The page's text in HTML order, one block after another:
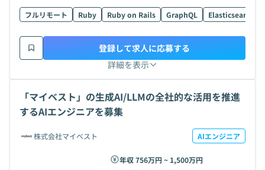
フルリモート Ruby Ruby on Rails GraphQL Elasticsearch
詳細を表示
登録して求人に応募する
「マイベスト」の生成AI/LLMの全社的な活用を推進
するAIエンジニアを募集
株式会社マイベスト AIエンジニア
年収 756万円 ~ 1,500万円